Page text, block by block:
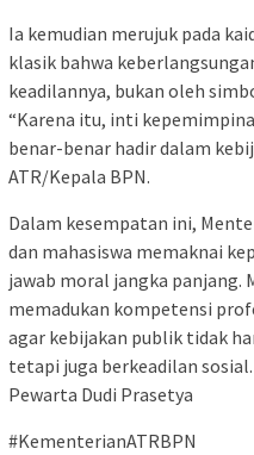
Ia kemudian merujuk pada
klasik bahwa
keadilannya, bukan oleh
“Karena itu, inti
benar-benar hadir dalam
ATR/Kepala BPN.
Dalam kesempatan ini,
dan mahasiswa memaknai
jawab moral jangka panjang.
memadukan kompetensi
agar kebijakan publik tidak
tetapi juga berkeadilan sosial.
Pewarta Dudi Prasetya
#KementerianATRBPN